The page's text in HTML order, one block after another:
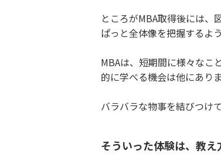
ところがMBA取得後には、
ぱっと全体像を把握するよ
MBAは、短期間に様々なこ
的に学べる機会は他にあり
バラバラな物事を結びつけ
そういった体験は、教